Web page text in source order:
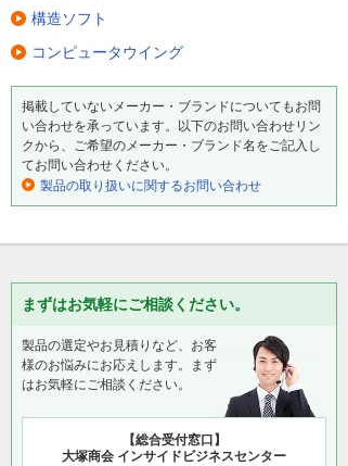
構造ソフト
コンピュータウイング
掲載していないメーカー・ブランドについてもお問
い合わせを承っています。以下のお問い合わせリン
クから、ご希望のメーカー・ブランド名をご記入し
てお問い合わせください。
製品の取り扱いに関するお問い合わせ
まずはお気軽にご相談ください。
製品の選定やお見積りなど、お客
様のお悩みにお応えします。まず
はお気軽にご相談ください。
【総合受付窓口】
大塚商会 インサイドビジネスセンター